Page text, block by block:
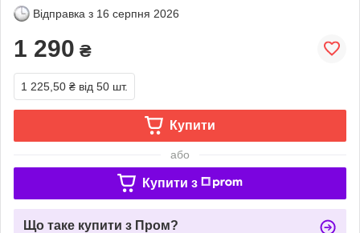
Відправка з 16 серпня 2026
1 290 ₴
1 225,50 ₴ від 50 шт.
Купити
або
Купити з
Що таке купити з Пром?